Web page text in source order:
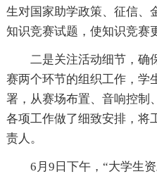
生对国家助学政策、征信、
知识竞赛试题，使知识竞赛
二是关注活动细节，确
赛两个环节的组织工作，学
署，从赛场布置、音响控制
各项工作做了细致安排，将
责人。
6月9日下午，“大学生